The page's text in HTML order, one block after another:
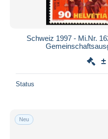
Schweiz 1997 - Mi.Nr.
±
Status
Neu